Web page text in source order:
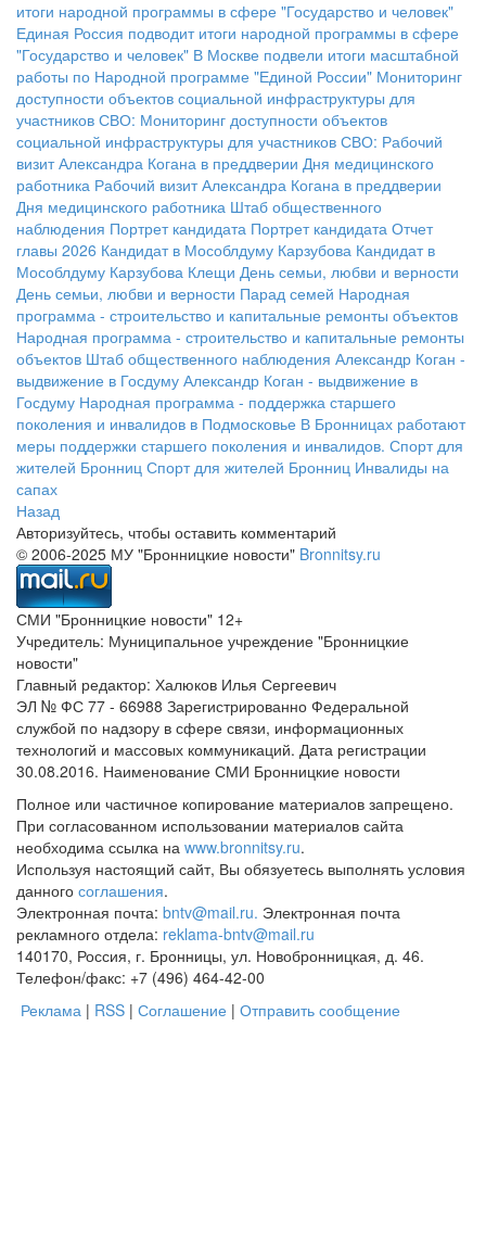
итоги народной программы в сфере "Государство и человек"
Единая Россия подводит итоги народной программы в сфере
"Государство и человек" В Москве подвели итоги масштабной
работы по Народной программе "Единой России" Мониторинг
доступности объектов социальной инфраструктуры для
участников СВО: Мониторинг доступности объектов
социальной инфраструктуры для участников СВО: Рабочий
визит Александра Когана в преддверии Дня медицинского
работника Рабочий визит Александра Когана в преддверии
Дня медицинского работника Штаб общественного
наблюдения Портрет кандидата Портрет кандидата Отчет
главы 2026 Кандидат в Мособлдуму Карзубова Кандидат в
Мособлдуму Карзубова Клещи День семьи, любви и верности
День семьи, любви и верности Парад семей Народная
программа - строительство и капитальные ремонты объектов
Народная программа - строительство и капитальные ремонты
объектов Штаб общественного наблюдения Александр Коган -
выдвижение в Госдуму Александр Коган - выдвижение в
Госдуму Народная программа - поддержка старшего
поколения и инвалидов в Подмосковье В Бронницах работают
меры поддержки старшего поколения и инвалидов. Спорт для
жителей Бронниц Спорт для жителей Бронниц Инвалиды на
сапах
Назад
Авторизуйтесь, чтобы оставить комментарий
© 2006-2025 МУ "Бронницкие новости" Bronnitsy.ru
СМИ "Бронницкие новости" 12+
Учредитель: Муниципальное учреждение "Бронницкие
новости"
Главный редактор: Халюков Илья Сергеевич
ЭЛ № ФС 77 - 66988 Зарегистрированно Федеральной
службой по надзору в сфере связи, информационных
технологий и массовых коммуникаций. Дата регистрации
30.08.2016. Наименование СМИ Бронницкие новости
Полное или частичное копирование материалов запрещено.
При согласованном использовании материалов сайта
необходима ссылка на www.bronnitsy.ru.
Используя настоящий сайт, Вы обязуетесь выполнять условия
данного соглашения.
Электронная почта: bntv@mail.ru. Электронная почта
рекламного отдела: reklama-bntv@mail.ru
140170, Россия, г. Бронницы, ул. Новобронницкая, д. 46.
Телефон/факс: +7 (496) 464-42-00
Реклама | RSS | Соглашение | Отправить сообщение